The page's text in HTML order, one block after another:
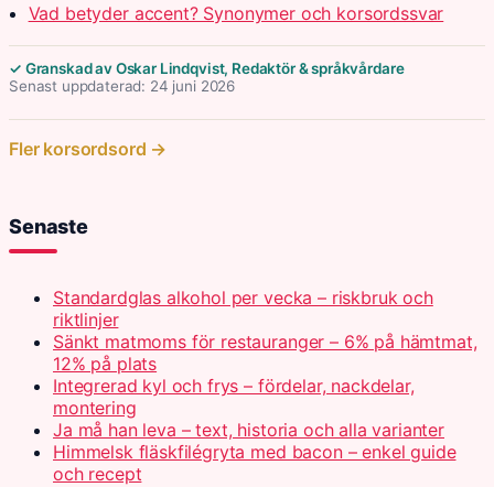
Vad betyder accent? Synonymer och korsordssvar
✓ Granskad av Oskar Lindqvist, Redaktör & språkvårdare
Senast uppdaterad: 24 juni 2026
Fler korsordsord →
Senaste
Standardglas alkohol per vecka – riskbruk och
riktlinjer
Sänkt matmoms för restauranger – 6% på hämtmat,
12% på plats
Integrerad kyl och frys – fördelar, nackdelar,
montering
Ja må han leva – text, historia och alla varianter
Himmelsk fläskfilégryta med bacon – enkel guide
och recept